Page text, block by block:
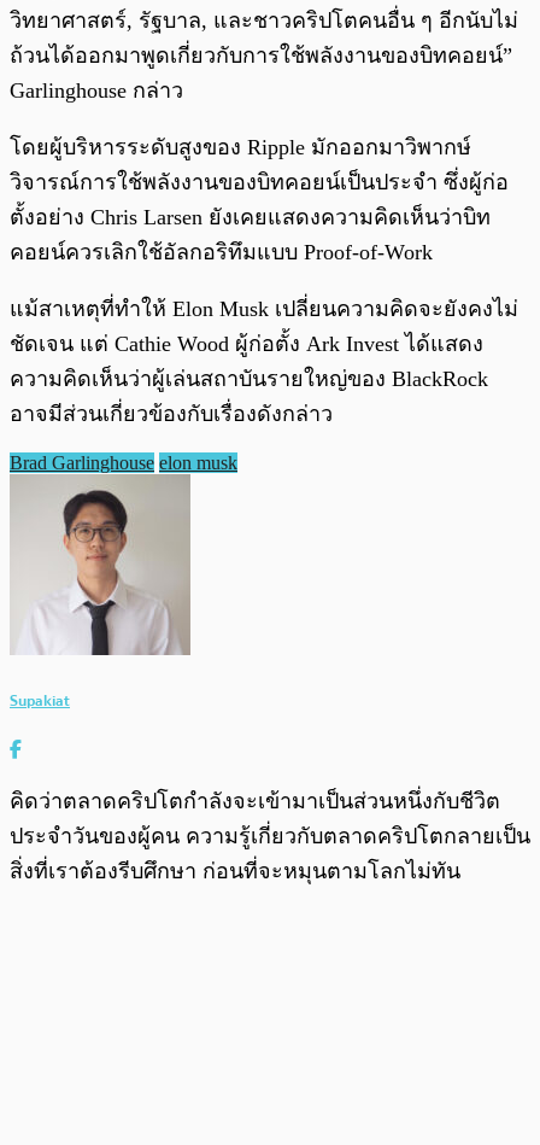
วิทยาศาสตร์, รัฐบาล, และชาวคริปโตคนอื่น ๆ อีกนับไม่
ถ้วนได้ออกมาพูดเกี่ยวกับการใช้พลังงานของบิทคอยน์”
Garlinghouse กล่าว
โดยผู้บริหารระดับสูงของ Ripple มักออกมาวิพากษ์
วิจารณ์การใช้พลังงานของบิทคอยน์เป็นประจำ ซึ่งผู้ก่อ
ตั้งอย่าง Chris Larsen ยังเคยแสดงความคิดเห็นว่าบิท
คอยน์ควรเลิกใช้อัลกอริทึมแบบ Proof-of-Work
แม้สาเหตุที่ทำให้ Elon Musk เปลี่ยนความคิดจะยังคงไม่
ชัดเจน แต่ Cathie Wood ผู้ก่อตั้ง Ark Invest ได้แสดง
ความคิดเห็นว่าผู้เล่นสถาบันรายใหญ่ของ BlackRock
อาจมีส่วนเกี่ยวข้องกับเรื่องดังกล่าว
Brad Garlinghouse elon musk
Supakiat
คิดว่าตลาดคริปโตกำลังจะเข้ามาเป็นส่วนหนึ่งกับชีวิต
ประจำวันของผู้คน ความรู้เกี่ยวกับตลาดคริปโตกลายเป็น
สิ่งที่เราต้องรีบศึกษา ก่อนที่จะหมุนตามโลกไม่ทัน